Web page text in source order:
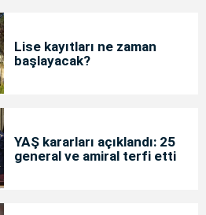
Lise kayıtları ne zaman
başlayacak?
YAŞ kararları açıklandı: 25
general ve amiral terfi etti